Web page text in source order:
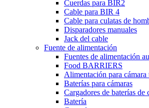
Cuerdas para BIR2
Cable para BIR 4
Cable para culatas de
Disparadores manuales
Jack del cable
Fuente de alimentación
Fuentes de alimentación
Food BARRIERS
Alimentación para cámara
Baterías para cámaras
Cargadores de baterías de
Batería